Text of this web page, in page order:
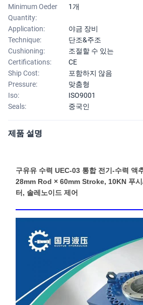
Minimum Oeder
Quantity:
1개
Application:
야금 장비
Technique:
단조&주조
Cushioning:
조절할 수 있는
Certifications:
CE
Ship Cost:
포함하지 않음
Pressure:
맞춤형
Iso:
ISO9001
Seals:
중국인
제품 설명
구유유 수력 UEC-03 통합 전기-수력 액
28mm Rod × 60mm Stroke, 10KN 푸
터, 솔레노이드 제어